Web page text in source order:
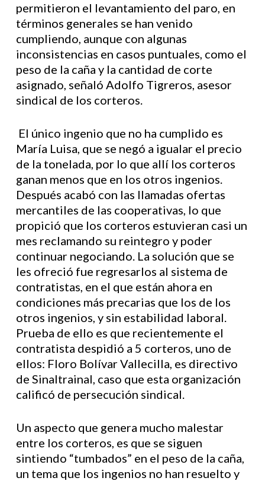
permitieron el levantamiento del paro, en
términos generales se han venido
cumpliendo, aunque con algunas
inconsistencias en casos puntuales, como el
peso de la caña y la cantidad de corte
asignado, señaló Adolfo Tigreros, asesor
sindical de los corteros.
El único ingenio que no ha cumplido es
María Luisa, que se negó a igualar el precio
de la tonelada, por lo que allí los corteros
ganan menos que en los otros ingenios.
Después acabó con las llamadas ofertas
mercantiles de las cooperativas, lo que
propició que los corteros estuvieran casi un
mes reclamando su reintegro y poder
continuar negociando. La solución que se
les ofreció fue regresarlos al sistema de
contratistas, en el que están ahora en
condiciones más precarias que los de los
otros ingenios, y sin estabilidad laboral.
Prueba de ello es que recientemente el
contratista despidió a 5 corteros, uno de
ellos: Floro Bolívar Vallecilla, es directivo
de Sinaltrainal, caso que esta organización
calificó de persecución sindical.
Un aspecto que genera mucho malestar
entre los corteros, es que se siguen
sintiendo “tumbados” en el peso de la caña,
un tema que los ingenios no han resuelto y